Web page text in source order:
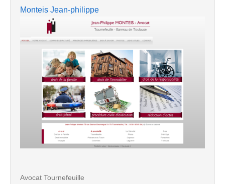
Monteis Jean-philippe
Avocat Tournefeuille